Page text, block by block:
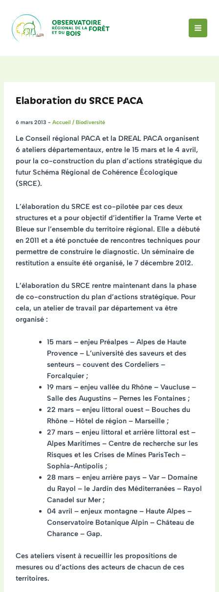
contenu
Elaboration du SRCE PACA
6 mars 2013 - Accueil / Biodiversité
Le Conseil régional PACA et la DREAL PACA organisent
6 ateliersdépartementaux, entre le 15 mars et le 4 avril,
pour la co-construction du plan d’actions stratégiquedu
futur Schéma Régional de Cohérence Écologique
(SRCE).
L’élaboration du SRCE est co-pilotée par ces deux
structures et a pour objectif d’identifier la Trame Verte et
Bleue sur l’ensemble du territoire régional. Elle a débuté
en 2011 et a été ponctuée de rencontres techniques pour
permettre de construire le diagnostic. Un séminaire de
restitution a ensuite été organisé, le 7 décembre 2012.
L’élaboration du SRCE rentre maintenant dans la phase
de co-construction du plan d’actions stratégique. Pour
cela, un atelier de travail par département va être
organisé :
15 mars – enjeu Préalpes – Alpes de Haute
Provence – L’université des saveurs et des
senteurs – couvent des Cordeliers –
Forcalquier ;
19 mars – enjeu vallée du Rhône – Vaucluse –
Salle des Augustins – Pernes les Fontaines ;
22 mars – enjeu littoral ouest – Bouches du
Rhône – Hôtel de région – Marseille ;
27 mars – enjeu littoral et arrière littoral est –
Alpes Maritimes – Centre de recherche sur les
Risques et les Crises de Mines ParisTech –
Sophia-Antipolis ;
28 mars – enjeu arrière pays – Var – Domaine
du Rayol – le Jardin des Méditerranées – Rayol
Canadel sur Mer ;
04 avril – enjeux montagne – Haute Alpes –
Conservatoire Botanique Alpin – Château de
Charance – Gap.
Ces ateliers visent à recueillir les propositions de
mesures ou d’actions des acteurs de chacun de ces
territoires.